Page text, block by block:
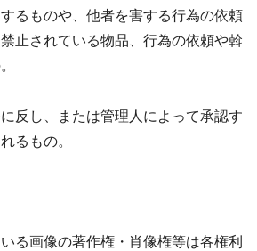
るものや、他者を害する行為の依頼
止されている物品、行為の依頼や斡
反し、または管理人によって承認す
るもの。
る画像の著作権・肖像権等は各権利